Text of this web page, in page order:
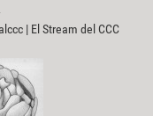
| El Stream del CCC